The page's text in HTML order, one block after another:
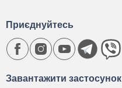
Завантажити застосунок
Приєднуйтесь